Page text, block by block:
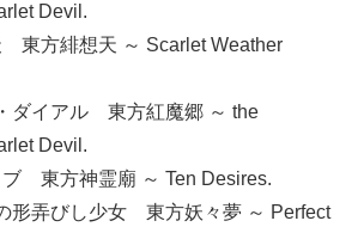
Devil.
東方緋想天 ～ Scarlet Weather
ダイアル 東方紅魔郷 ～ the
Devil.
東方神霊廟 ～ Ten Desires.
形弄びし少女 東方妖々夢 ～ Perfect